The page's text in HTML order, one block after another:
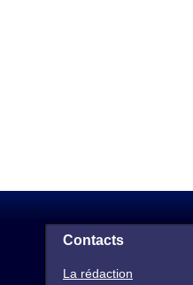
Contacts
La rédaction